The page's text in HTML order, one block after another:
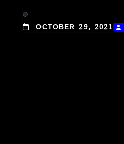
OCTOBER 29, 2021